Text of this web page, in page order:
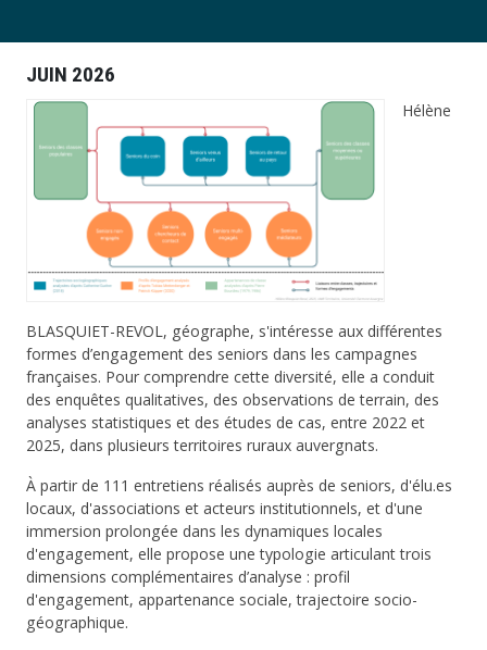
JUIN 2026
Hélène
BLASQUIET-REVOL, géographe, s'intéresse aux différentes
formes d’engagement des seniors dans les campagnes
françaises. Pour comprendre cette diversité, elle a conduit
des enquêtes qualitatives, des observations de terrain, des
analyses statistiques et des études de cas, entre 2022 et
2025, dans plusieurs territoires ruraux auvergnats.
À partir de 111 entretiens réalisés auprès de seniors, d'élu.es
locaux, d'associations et acteurs institutionnels, et d'une
immersion prolongée dans les dynamiques locales
d'engagement, elle propose une typologie articulant trois
dimensions complémentaires d’analyse : profil
d'engagement, appartenance sociale, trajectoire socio-
géographique.